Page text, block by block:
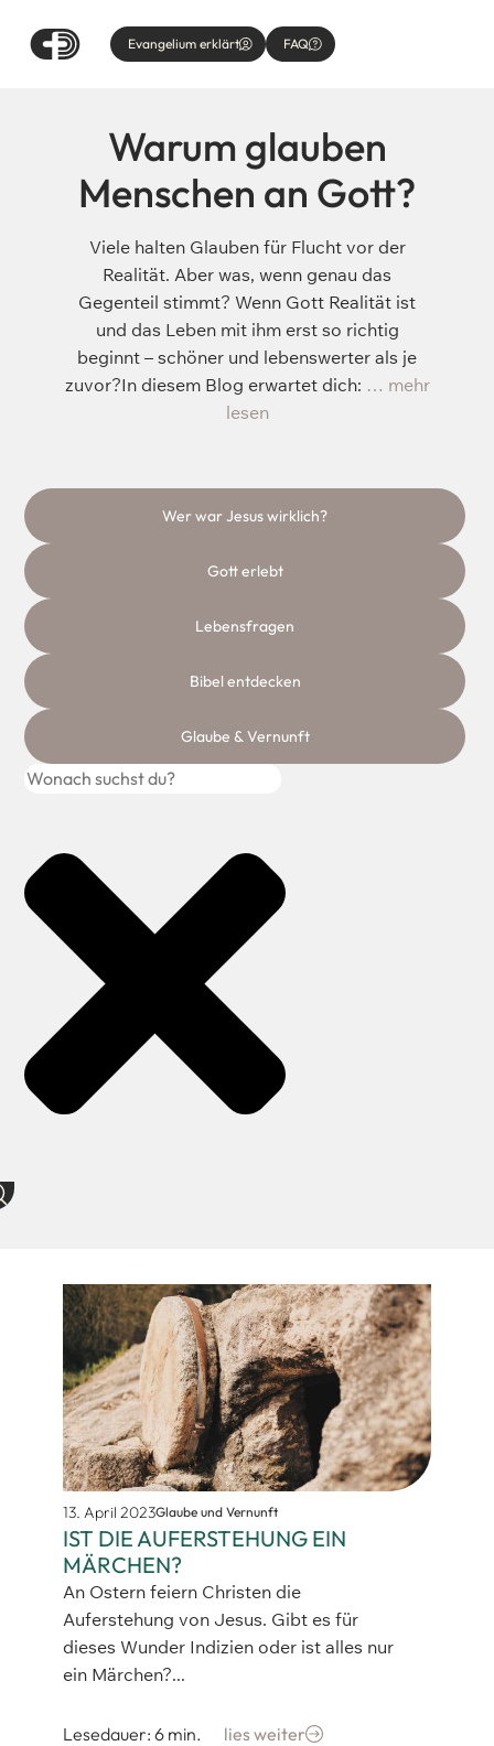
Evangelium erklärt FAQ
Warum glauben
Menschen an Gott?
Viele halten Glauben für Flucht vor der
Realität. Aber was, wenn genau das
Gegenteil stimmt? Wenn Gott Realität ist
und das Leben mit ihm erst so richtig
beginnt – schöner und lebenswerter als je
zuvor?In diesem Blog erwartet dich: … mehr
lesen
Wie kann man sie heute verstehen und wie
miteinander nicht vereinbar sind? Erfahre,
Wie erfahren Menschen Gott?
Wie Leben Christen. Echte Geschichten,
echte Menschen, echtes Leben – kein
Wunschdenken, sondern gelebter Glaube
heute.
Ist der Glaube die Antwort auf
Lebensfragen?
Was ist der Sinn des Lebens? Was hilft
Wer war Jesus wirklich?
Gott erlebt
Lebensfragen
Bibel entdecken
Glaube & Vernunft
13. April 2023Glaube und Vernunft
IST DIE AUFERSTEHUNG EIN
MÄRCHEN?
An Ostern feiern Christen die
Auferstehung von Jesus. Gibt es für
dieses Wunder Indizien oder ist alles nur
ein Märchen?...
Lesedauer: 6 min. lies weiter